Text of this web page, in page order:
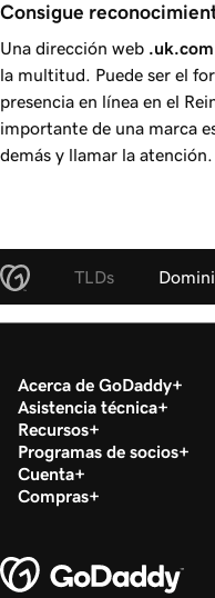
Consigue
Una dirección web .uk.com
la multitud. Puede ser el
presencia en línea en el
importante de una marca
demás y llamar la atención.
TLDs
Acerca de GoDaddy
Asistencia técnica
Recursos
Programas de socios
Cuenta
Compras